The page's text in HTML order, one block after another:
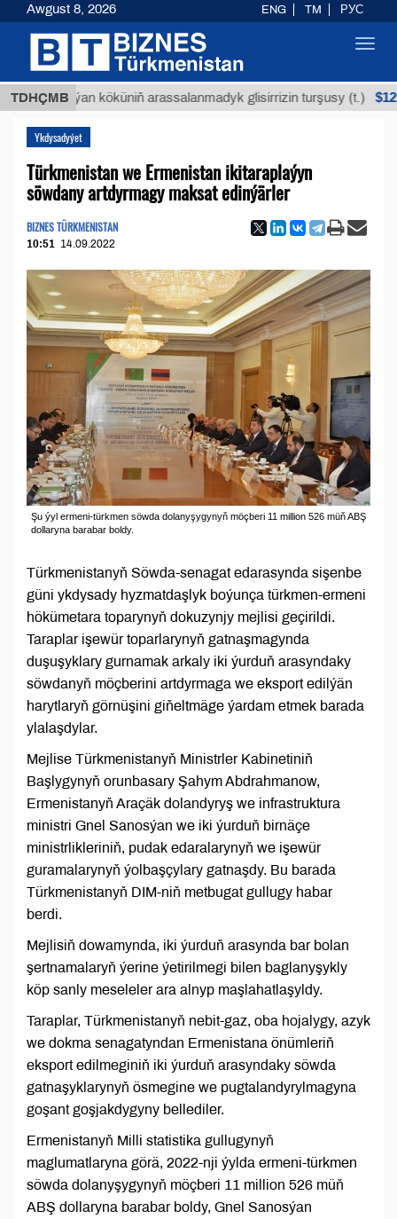
TDHÇMB
Buýan köküniň arassalanmadyk glisirrizin turşusy (t.) $12935,18
Ykdysadyýet
Türkmenistan we Ermenistan ikitaraplaýyn
söwdany artdyrmagy maksat edinýärler
BIZNES TÜRKMENISTAN
10:51 14.09.2022
Şu ýyl ermeni-türkmen söwda dolanyşygynyň möçberi 11 million 526 müň ABŞ
dollaryna barabar boldy.
Türkmenistanyň Söwda-senagat edarasynda sişenbe
güni ykdysady hyzmatdaşlyk boýunça türkmen-ermeni
hökümetara toparynyň dokuzynjy mejlisi geçirildi.
Taraplar işewür toparlarynyň gatnaşmagynda
duşuşyklary gurnamak arkaly iki ýurduň arasyndaky
söwdanyň möçberini artdyrmaga we eksport edilýän
harytlaryň görnüşini giňeltmäge ýardam etmek barada
ylalaşdylar.
Mejlise Türkmenistanyň Ministrler Kabinetiniň
Başlygynyň orunbasary Şahym Abdrahmanow,
Ermenistanyň Araçäk dolandyryş we infrastruktura
ministri Gnel Sanosýan we iki ýurduň birnäçe
ministrlikleriniň, pudak edaralarynyň we işewür
guramalarynyň ýolbaşçylary gatnaşdy. Bu barada
Türkmenistanyň DIM-niň metbugat gullugy habar
berdi.
Mejlisiň dowamynda, iki ýurduň arasynda bar bolan
şertnamalaryň ýerine ýetirilmegi bilen baglanyşykly
köp sanly meseleler ara alnyp maşlahatlaşyldy.
Taraplar, Türkmenistanyň nebit-gaz, oba hojalygy, azyk
we dokma senagatyndan Ermenistana önümleriň
eksport edilmeginiň iki ýurduň arasyndaky söwda
gatnaşyklarynyň ösmegine we pugtalandyrylmagyna
goşant goşjakdygyny bellediler.
Ermenistanyň Milli statistika gullugynyň
maglumatlaryna görä, 2022-nji ýylda ermeni-türkmen
söwda dolanyşygynyň möçberi 11 million 526 müň
ABŞ dollaryna barabar boldy, Gnel Sanosýan
Awgust 8, 2026 ENG TM РУС